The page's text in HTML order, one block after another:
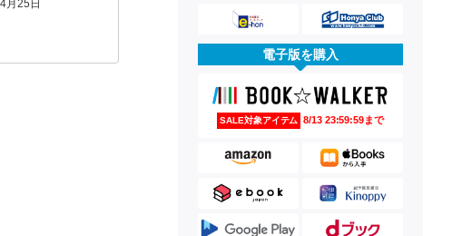
月25日
電子版を購入
SALE対象アイテム 8/13 23:59:59まで